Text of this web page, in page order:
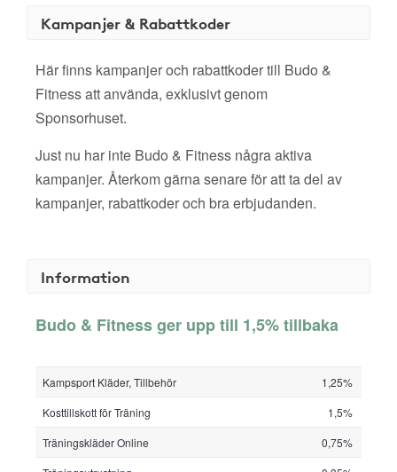
Kampanjer & Rabattkoder
Här finns kampanjer och rabattkoder till Budo &
Fitness att använda, exklusivt genom
Sponsorhuset.
Just nu har inte Budo & Fitness några aktiva
kampanjer. Återkom gärna senare för att ta del av
kampanjer, rabattkoder och bra erbjudanden.
Information
Budo & Fitness ger upp till 1,5% tillbaka
Kampsport Kläder, Tillbehör
1,25%
Kosttillskott för Träning
1,5%
Träningskläder Online
0,75%